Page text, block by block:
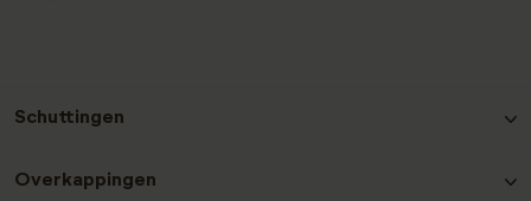
Schuttingen
Hout-beton schutting Nobifix
Overkappingen